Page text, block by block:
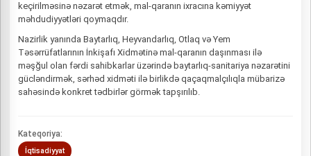
keçirilməsinə nəzarət etmək, mal-qaranın ixracına kəmiyyət
məhdudiyyətləri qoymaqdır.
Nazirlik yanında Baytarlıq, Heyvandarlıq, Otlaq və Yem
Təsərrüfatlarının İnkişafı Xidmətinə mal-qaranın daşınması ilə
məşğul olan fərdi sahibkarlar üzərində baytarlıq-sanitariya nəzarətini
gücləndirmək, sərhəd xidməti ilə birlikdə qaçaqmalçılıqla mübarizə
sahəsində konkret tədbirlər görmək tapşırılıb.
Kateqoriya:
İqtisadiyyat